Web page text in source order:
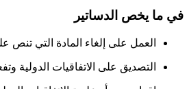
في ما يخص الدساتير
العمل على إلغاء المادة التي
التصديق على الاتفاقيات الدولية